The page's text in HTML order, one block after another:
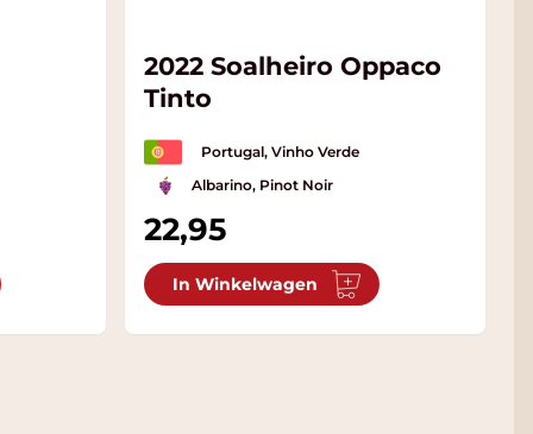
2022 Soalheiro Oppaco
Tinto
Portugal, Vinho Verde
Albarino, Pinot Noir
22,95
In Winkelwagen